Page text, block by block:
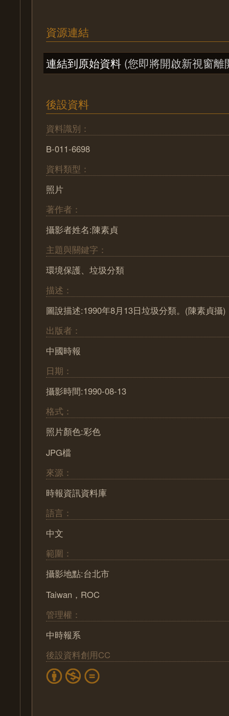
資源連結
連結到原始資料 (您即將開啟新視窗離
後設資料
資料識別：
B-011-6698
資料類型：
照片
著作者：
攝影者姓名:陳素貞
主題與關鍵字：
環境保護、垃圾分類
描述：
圖說描述:1990年8月13日垃圾分類。(陳素貞攝)
出版者：
中國時報
日期：
攝影時間:1990-08-13
格式：
照片顏色:彩色
JPG檔
來源：
時報資訊資料庫
語言：
中文
範圍：
攝影地點:台北市
Taiwan，ROC
管理權：
中時報系
後設資料創用CC